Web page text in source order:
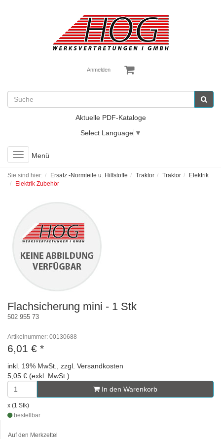
Anmelden
Aktuelle PDF-Kataloge
Select Language ▼
Toggle
navigation
Menü
Sie sind hier: Ersatz -Normteile u. Hilfstoffe Traktor Traktor
Elektrik
Elektrik Zubehör
Flachsicherung mini - 1 Stk
502 955 73
Artikelnummer: 00130688
6,01 € *
inkl. 19% MwSt., zzgl. Versandkosten
5,05 € (exkl. MwSt.)
In den Warenkorb
x (1 Stk)
bestellbar
Auf den Merkzettel